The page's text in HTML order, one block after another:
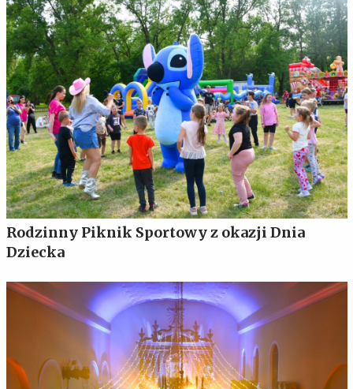
Rodzinny Piknik Sportowy z okazji Dnia
Dziecka